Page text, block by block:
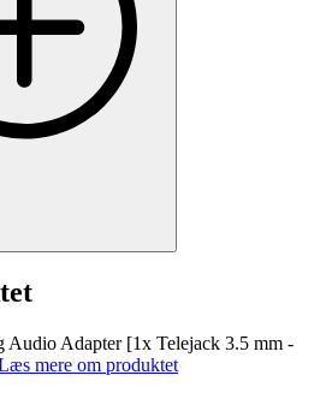
Audio Adapter [1x Telejack 3.5 mm -
mere om produktet